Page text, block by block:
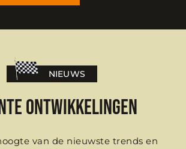
NIEUWS
ontwikkelingen
van de nieuwste trends en